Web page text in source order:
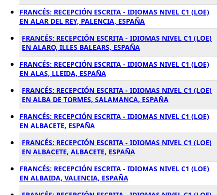
FRANCÉS: RECEPCIÓN ESCRITA - IDIOMAS NIVEL C1 (LOE)
EN ALAR DEL REY, PALENCIA, ESPAÑA
FRANCÉS: RECEPCIÓN ESCRITA - IDIOMAS NIVEL C1 (LOE)
EN ALARO, ILLES BALEARS, ESPAÑA
FRANCÉS: RECEPCIÓN ESCRITA - IDIOMAS NIVEL C1 (LOE)
EN ALAS, LLEIDA, ESPAÑA
FRANCÉS: RECEPCIÓN ESCRITA - IDIOMAS NIVEL C1 (LOE)
EN ALBA DE TORMES, SALAMANCA, ESPAÑA
FRANCÉS: RECEPCIÓN ESCRITA - IDIOMAS NIVEL C1 (LOE)
EN ALBACETE, ESPAÑA
FRANCÉS: RECEPCIÓN ESCRITA - IDIOMAS NIVEL C1 (LOE)
EN ALBACETE, ALBACETE, ESPAÑA
FRANCÉS: RECEPCIÓN ESCRITA - IDIOMAS NIVEL C1 (LOE)
EN ALBAIDA, VALENCIA, ESPAÑA